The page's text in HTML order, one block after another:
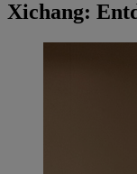
Xichang: